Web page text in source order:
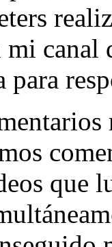
mi canal
para
que